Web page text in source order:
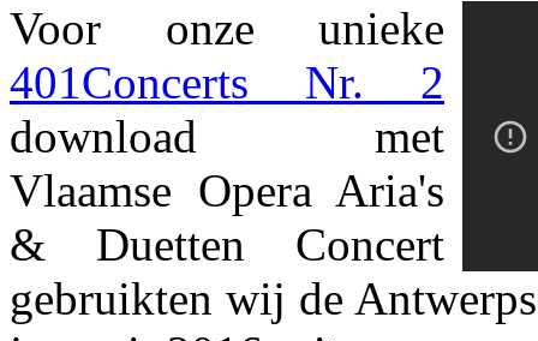
Voor onze unieke
401Concerts Nr. 2
download met
Vlaamse Opera Aria's
& Duetten Concert
gebruikten wij de